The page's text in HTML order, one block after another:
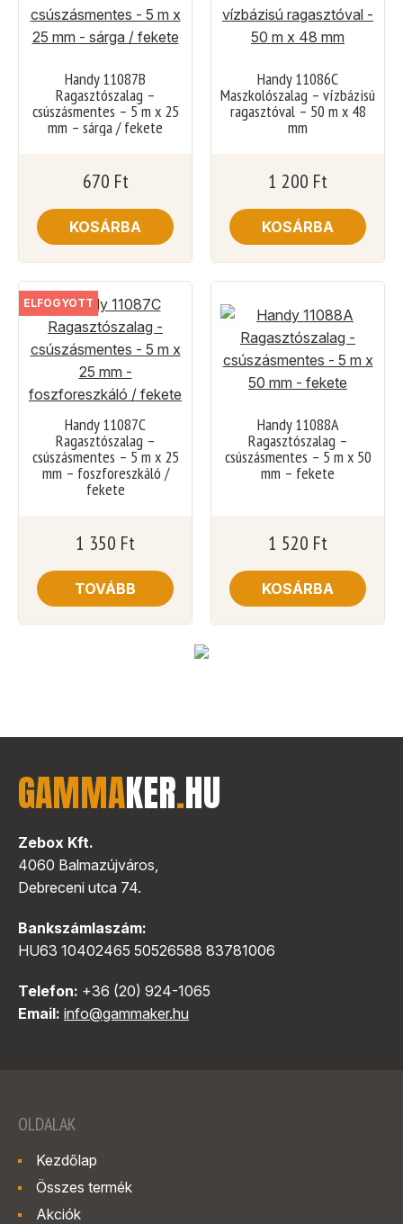
Handy 11087B
Ragasztószalag –
csúszásmentes – 5 m x 25
mm – sárga / fekete
670 Ft
KOSÁRBA
Handy 11086C
Maszkolószalag – vízbázisú
ragasztóval – 50 m x 48
mm
1 200 Ft
KOSÁRBA
ELFOGYOTT
Handy 11087C
Ragasztószalag –
csúszásmentes – 5 m x 25
mm – foszforeszkáló /
fekete
1 350 Ft
TOVÁBB
Handy 11088A
Ragasztószalag –
csúszásmentes – 5 m x 50
mm – fekete
1 520 Ft
KOSÁRBA
GAMMAKER.HU
Zebox Kft.
4060 Balmazújváros,
Debreceni utca 74.
Bankszámlaszám:
HU63 10402465 50526588 83781006
Telefon: +36 (20) 924-1065
Email: info@gammaker.hu
OLDALAK
Kezdőlap
Összes termék
Akciók